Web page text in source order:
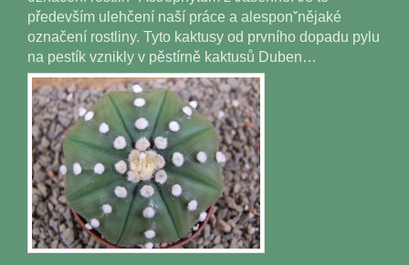
především ulehčení naší práce a alesponˇnějaké
označení rostliny. Tyto kaktusy od prvního dopadu pylu
na pestík vznikly v pěstírně kaktusů Duben…